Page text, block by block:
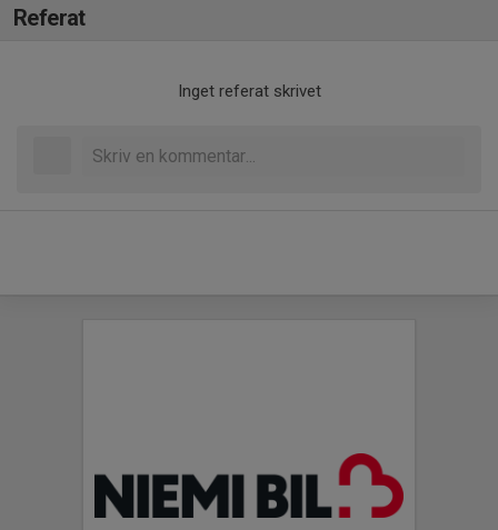
Referat
Inget referat skrivet